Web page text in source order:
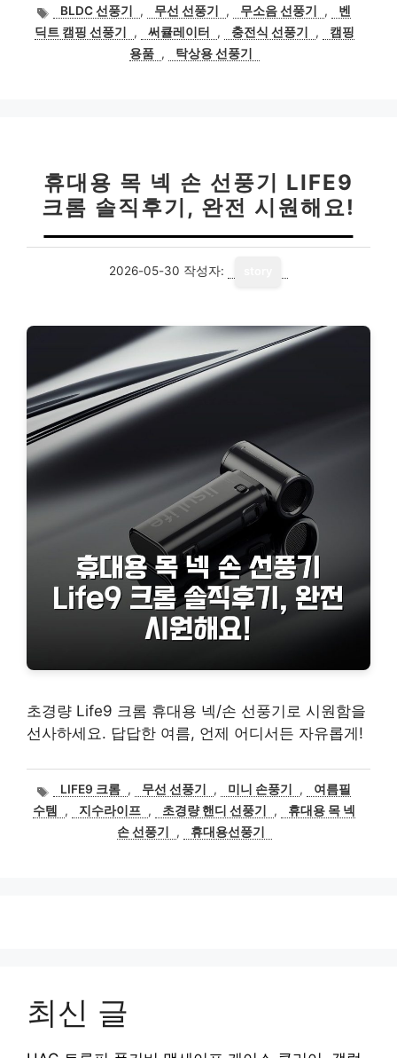
태
그
BLDC 선풍기 , 무선 선풍기 , 무소음 선풍기 ,
벤
딕트 캠핑 선풍기
, 써큘레이터 , 충전식 선풍기 ,
캠핑
용품 , 탁상용 선풍기
휴대용 목 넥 손 선풍기 LIFE9
크롬 솔직후기, 완전 시원해요!
2026-05-30 작성자:
초경량 Life9 크롬 휴대용 넥/손 선풍기로 시원함을
선사하세요. 답답한 여름, 언제 어디서든 자유롭게!
태
그
LIFE9 크롬 , 무선 선풍기 , 미니 손풍기 ,
여름필
수템
, 지수라이프 , 초경량 핸디 선풍기 ,
휴대용 목 넥
손 선풍기
, 휴대용선풍기
최신 글